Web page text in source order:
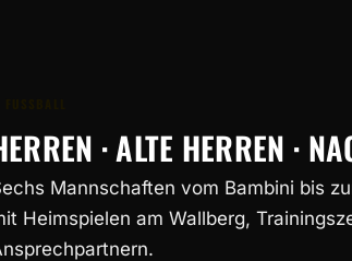
· ALTE HERREN ·
Mannschaften vom Bambini bis
Heimspielen am Wallberg,